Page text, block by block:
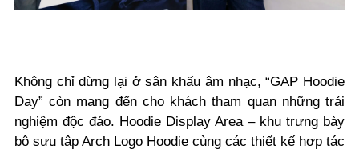
Không chỉ dừng lại ở sân khấu âm nhạc, “GAP Hoodie
Day” còn mang đến cho khách tham quan những trải
nghiệm độc đáo. Hoodie Display Area – khu trưng bày
bộ sưu tập Arch Logo Hoodie cùng các thiết kế hợp tác